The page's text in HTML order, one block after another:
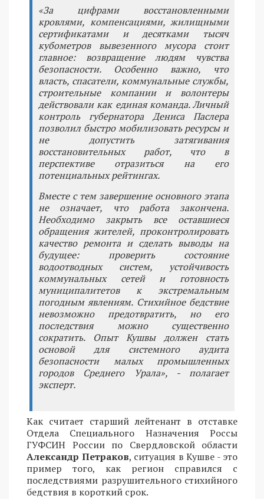
«За цифрами восстановленными
кровлями, компенсациями, жилищными
сертификатами и десятками тысяч
кубометров вывезенного мусора стоит
главное: возвращение людям чувства
безопасности. Особенно важно, что
власть, спасатели, коммунальные службы,
строительные компании и волонтеры
действовали как единая команда. Личный
контроль губернатора Дениса Паслера
позволил быстро мобилизовать ресурсы и
не допустить затягивания
восстановительных работ, что в
перспективе отразиться на его
потенциальных рейтингах.
Вместе с тем завершение основного этапа
не означает, что работа закончена.
Необходимо закрыть все оставшиеся
обращения жителей, проконтролировать
качество ремонта и сделать выводы на
будущее: проверить состояние
водоотводных систем, устойчивость
коммунальных сетей и готовность
муниципалитетов к экстремальным
погодным явлениям. Стихийное бедствие
невозможно предотвратить, но его
последствия можно существенно
сократить. Опыт Кушвы должен стать
основой для системного аудита
безопасности малых промышленных
городов Среднего Урала», - полагает
эксперт.
Как считает старший лейтенант в отставке
Отдела Специального Назначения Россы
ГУФСИН России по Свердловской области
Александр Петраков, ситуация в Кушве - это
пример того, как регион справился с
последствиями разрушительного стихийного
бедствия в короткий срок.